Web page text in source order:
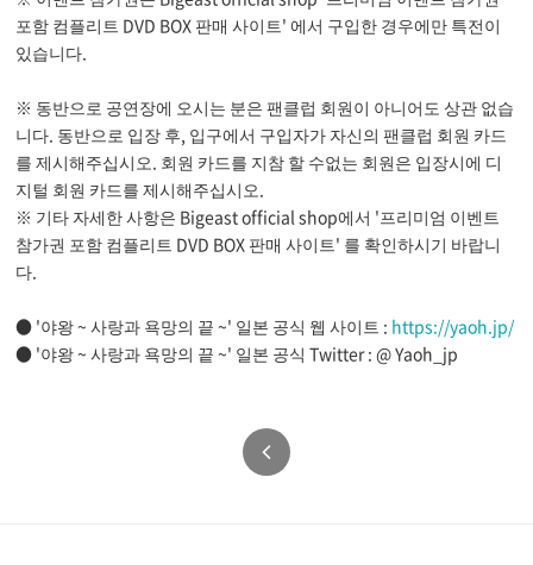
포함 컴플리트 DVD BOX 판매 사이트' 에서 구입한 경우에만 특전이
있습니다.
※ 동반으로 공연장에 오시는 분은 팬클럽 회원이 아니어도 상관 없습
니다. 동반으로 입장 후, 입구에서 구입자가 자신의 팬클럽 회원 카드
를 제시해주십시오. 회원 카드를 지참 할 수없는 회원은 입장시에 디
지털 회원 카드를 제시해주십시오.
※ 기타 자세한 사항은 Bigeast official shop에서 '프리미엄 이벤트
참가권 포함 컴플리트 DVD BOX 판매 사이트' 를 확인하시기 바랍니
다.
● '야왕 ~ 사랑과 욕망의 끝 ~' 일본 공식 웹 사이트 : https://yaoh.jp/
● '야왕 ~ 사랑과 욕망의 끝 ~' 일본 공식 Twitter : @ Yaoh_jp